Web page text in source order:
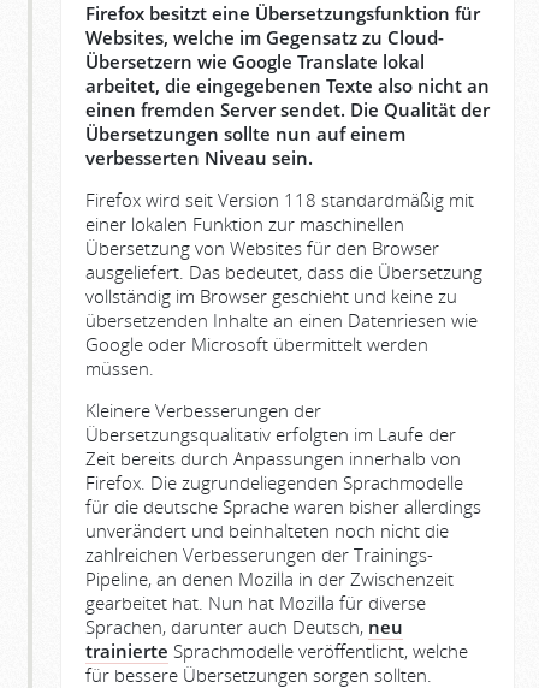
Firefox besitzt eine Übersetzungsfunktion für
Websites, welche im Gegensatz zu Cloud-
Übersetzern wie Google Translate lokal
arbeitet, die eingegebenen Texte also nicht an
einen fremden Server sendet. Die Qualität der
Übersetzungen sollte nun auf einem
verbesserten Niveau sein.
Firefox wird seit Version 118 standardmäßig mit
einer lokalen Funktion zur maschinellen
Übersetzung von Websites für den Browser
ausgeliefert. Das bedeutet, dass die Übersetzung
vollständig im Browser geschieht und keine zu
übersetzenden Inhalte an einen Datenriesen wie
Google oder Microsoft übermittelt werden
müssen.
Kleinere Verbesserungen der
Übersetzungsqualitativ erfolgten im Laufe der
Zeit bereits durch Anpassungen innerhalb von
Firefox. Die zugrundeliegenden Sprachmodelle
für die deutsche Sprache waren bisher allerdings
unverändert und beinhalteten noch nicht die
zahlreichen Verbesserungen der Trainings-
Pipeline, an denen Mozilla in der Zwischenzeit
gearbeitet hat. Nun hat Mozilla für diverse
Sprachen, darunter auch Deutsch, neu
trainierte Sprachmodelle veröffentlicht, welche
für bessere Übersetzungen sorgen sollten.